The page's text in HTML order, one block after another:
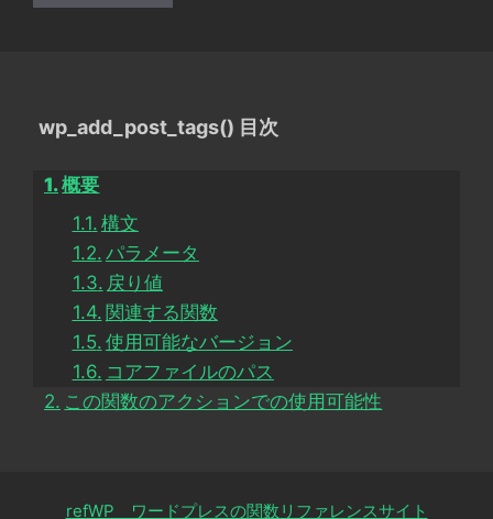
wp_add_post_tags() 目次
概要
構文
パラメータ
戻り値
関連する関数
使用可能なバージョン
コアファイルのパス
この関数のアクションでの使用可能性
refWP ワードプレスの関数リファレンスサイト